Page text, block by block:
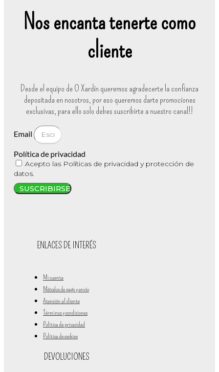
Nos encanta tenerte como
cliente
Desde el equipo de O Xardín queremos agradecerte la confianza
depositada en nosotros, por eso queremos darte promociones
exclusivas, para ello solo debes suscribirte a nuestro canal!!
Email
Política de privacidad
Acepto las Políticas de privacidad y protección de
datos.
SUSCRIBIRSE
ENLACES DE INTERÉS
Mi cuenta
Métodos de pago y envío
Atención al cliente
Términos y condiciones
Política de privacidad
Política de cookies
DEVOLUCIONES